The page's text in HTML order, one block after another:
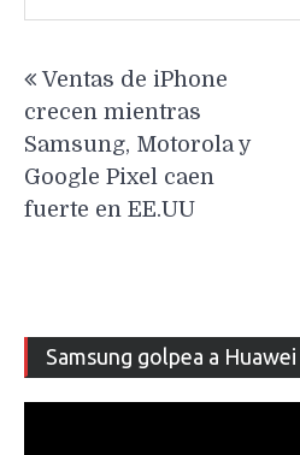
de
entradas
Ventas de iPhone
crecen mientras
Samsung, Motorola y
Google Pixel caen
fuerte en EE.UU
Samsung golpea a